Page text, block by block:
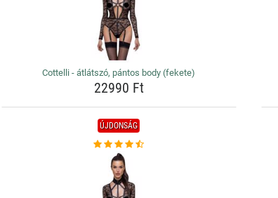
Cottelli - átlátszó, pántos body (fekete)
22990 Ft
ÚJDONSÁG